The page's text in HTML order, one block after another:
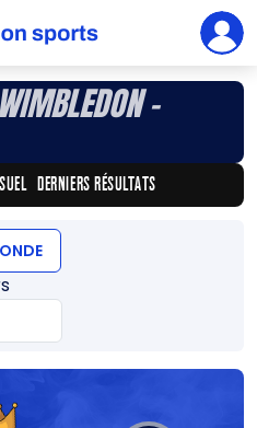
-
DERNIERS RÉSULTATS